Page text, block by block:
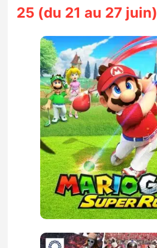
Bons plans
Guides
25 (du 21 au 27 juin)